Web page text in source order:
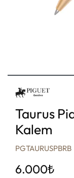
Taurus
Kalem
PGTAURUSPBRB
6.000₺